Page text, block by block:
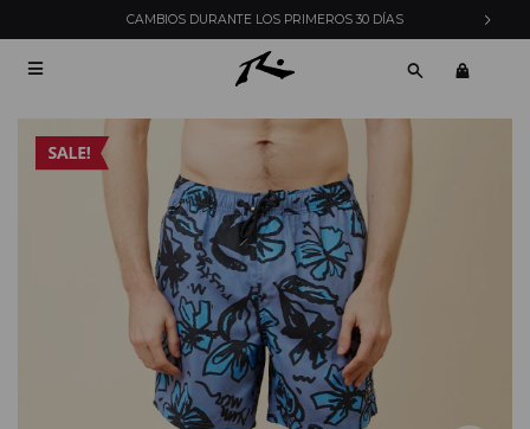
CAMBIOS DURANTE LOS PRIMEROS 30 DÍAS
